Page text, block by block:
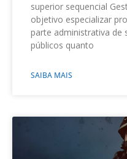
superior sequencial
objetivo especializar
parte administrativa de
públicos quanto
SAIBA MAIS